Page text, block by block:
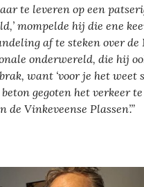
te leveren op een
mompelde hij die ene
af te steken over de
onderwereld, die hij
want ‘voor je het weet
gegoten het verkeer
de Vinkeveense Plassen’.”